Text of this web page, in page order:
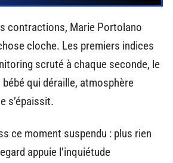
contractions, Marie Portolano
cloche. Les premiers indices
scruté à chaque seconde, le
qui déraille, atmosphère
s’épaissit.
ce moment suspendu : plus rien
appuie l’inquiétude